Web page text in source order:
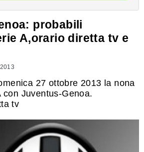
probabili
A,orario diretta tv e
27 ottobre 2013 la nona
Juventus-Genoa.
tv